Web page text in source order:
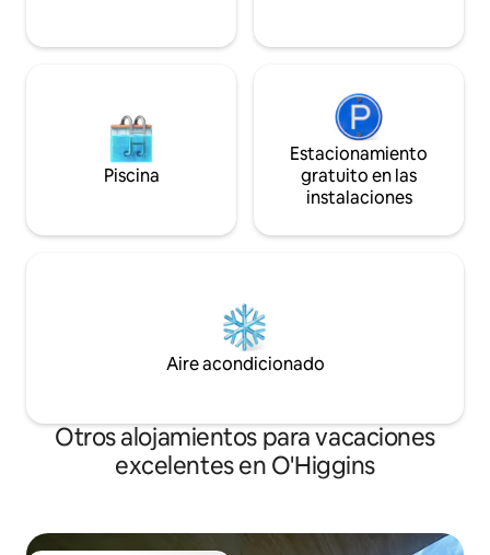
Piscina
Estacionamiento
gratuito en las
instalaciones
Aire acondicionado
Otros alojamientos para vacaciones
excelentes en O'Higgins